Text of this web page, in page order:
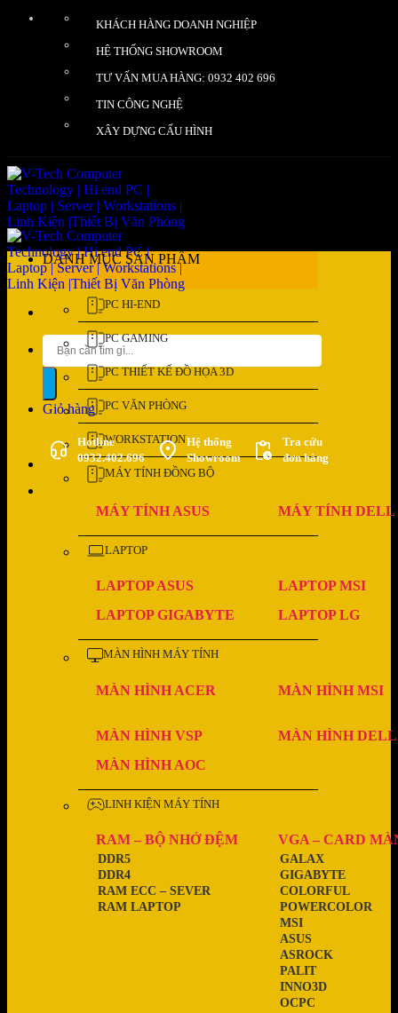
KHÁCH HÀNG DOANH NGHIỆP
HỆ THỐNG SHOWROOM
TƯ VẤN MUA HÀNG: 0932 402 696
TIN CÔNG NGHỆ
XÂY DỰNG CẤU HÌNH
Tìm
kiếm:
Giỏ hàng
Hotline
0932.402.696
Hệ thống
Showroom
Tra cứu
đơn hàng
DANH MỤC SẢN PHẨM
PC HI-END
PC GAMING
PC THIẾT KẾ ĐỒ HỌA 3D
PC VĂN PHÒNG
WORKSTATION
MÁY TÍNH ĐỒNG BỘ
MÁY TÍNH ASUS MÁY TÍNH DELL
LAPTOP
LAPTOP ASUS
LAPTOP MSI
LAPTOP GIGABYTE
LAPTOP LG
MÀN HÌNH MÁY TÍNH
MÀN HÌNH ACER MÀN HÌNH MSI
MÀN HÌNH VSP
MÀN HÌNH DELL
MÀN HÌNH AOC
LINH KIỆN MÁY TÍNH
RAM – BỘ NHỚ ĐỆM
RAM LAPTOP
RAM ECC – SEVER
DDR4
DDR5
VGA – CARD
OCPC
INNO3D
PALIT
ASROCK
ASUS
MSI
POWERCOLOR
COLORFUL
GIGABYTE
GALAX